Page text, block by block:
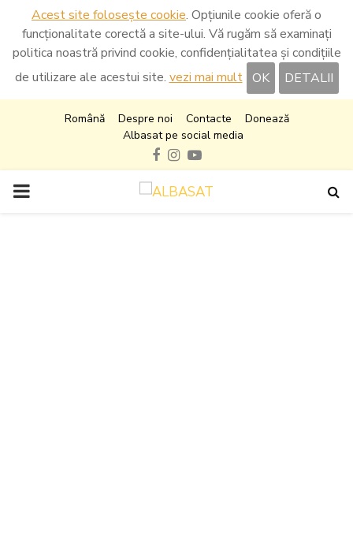
Acest site folosește cookie. Opțiunile cookie oferă o
funcționalitate corectă a site-ului. Vă rugăm să examinați
politica noastră privind cookie, confidențialitatea și condițiile
de utilizare ale acestui site. vezi mai mult OK DETALII
Română Despre noi Contacte
Donează
Albasat pe social media
Facebook
Instagram
Youtube
PRIMARY